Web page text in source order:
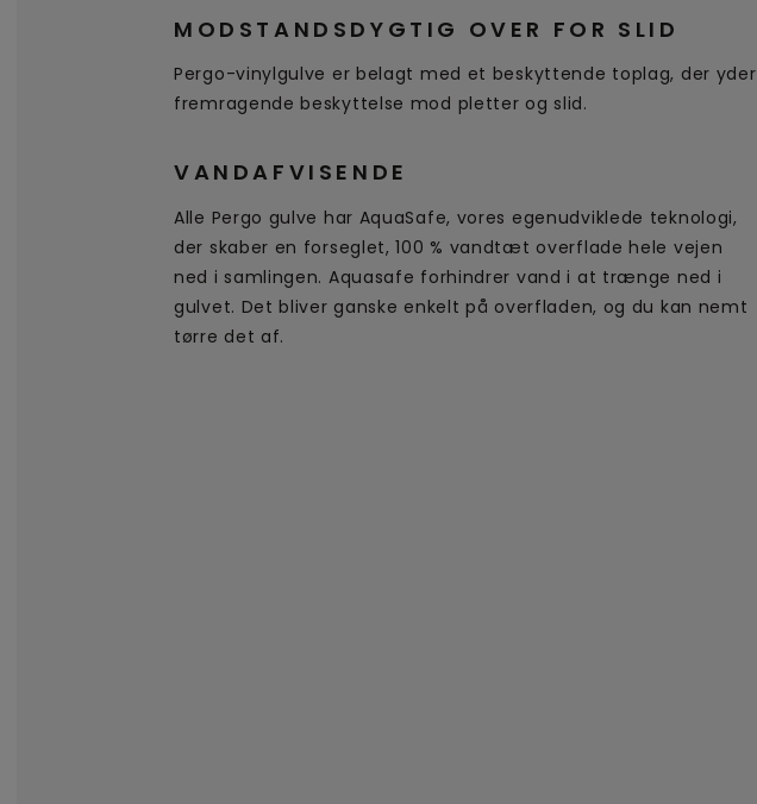
MODSTANDSDYGTIG OVER FOR SLID
Pergo-vinylgulve er belagt med et beskyttende toplag, der yder
fremragende beskyttelse mod pletter og slid.
VANDAFVISENDE
Alle Pergo gulve har AquaSafe, vores egenudviklede teknologi,
der skaber en forseglet, 100 % vandtæt overflade hele vejen
ned i samlingen. Aquasafe forhindrer vand i at trænge ned i
gulvet. Det bliver ganske enkelt på overfladen, og du kan nemt
tørre det af.